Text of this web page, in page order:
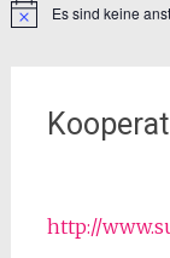
Es sind keine
http://